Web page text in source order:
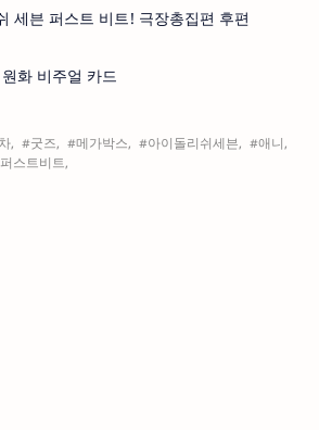
세븐 퍼스트 비트! 극장총집편 후편
원화 비주얼 카드
, #굿즈, #메가박스, #아이돌리쉬세븐, #애니,
스트비트,